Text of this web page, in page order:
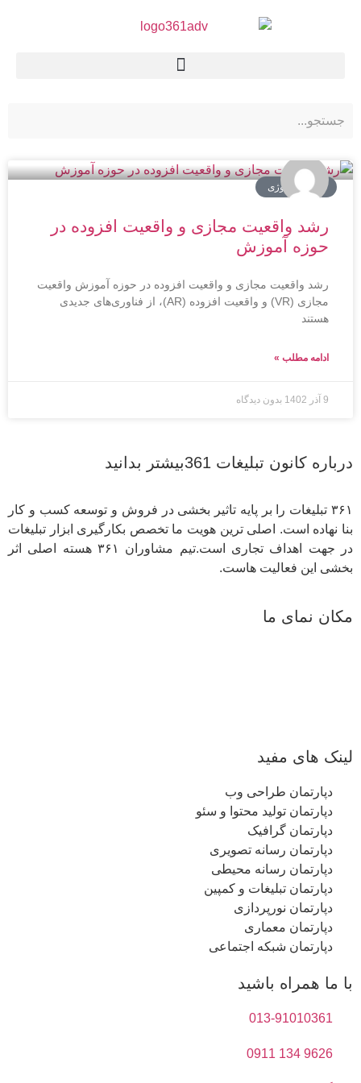
اخبار تکنولوژی
رشد واقعیت مجازی و واقعیت افزوده در
حوزه آموزش
رشد واقعیت مجازی و واقعیت افزوده در حوزه آموزش واقعیت
مجازی (VR) و واقعیت افزوده (AR)، از فناوری‌های جدیدی
هستند
ادامه مطلب »
9 آذر 1402 بدون دیدگاه
درباره کانون تبلیغات 361بیشتر بدانید
۳۶۱ تبلیغات را بر پایه تاثیر بخشی در فروش و توسعه کسب و کار
بنا نهاده است. اصلی ترین هویت ما تخصص بکارگیری ابزار تبلیغات
در جهت اهداف تجاری است.تیم مشاوران ۳۶۱ هسته اصلی اثر
بخشی این فعالیت هاست.
مکان نمای ما
لینک های مفید
دپارتمان طراحی وب
دپارتمان تولید محتوا و سئو
دپارتمان گرافیک
دپارتمان رسانه تصویری
دپارتمان رسانه محیطی
دپارتمان تبلیغات و کمپین
دپارتمان نورپردازی
دپارتمان معماری
دپارتمان شبکه اجتماعی
با ما همراه باشید
013-91010361
9626 134 0911